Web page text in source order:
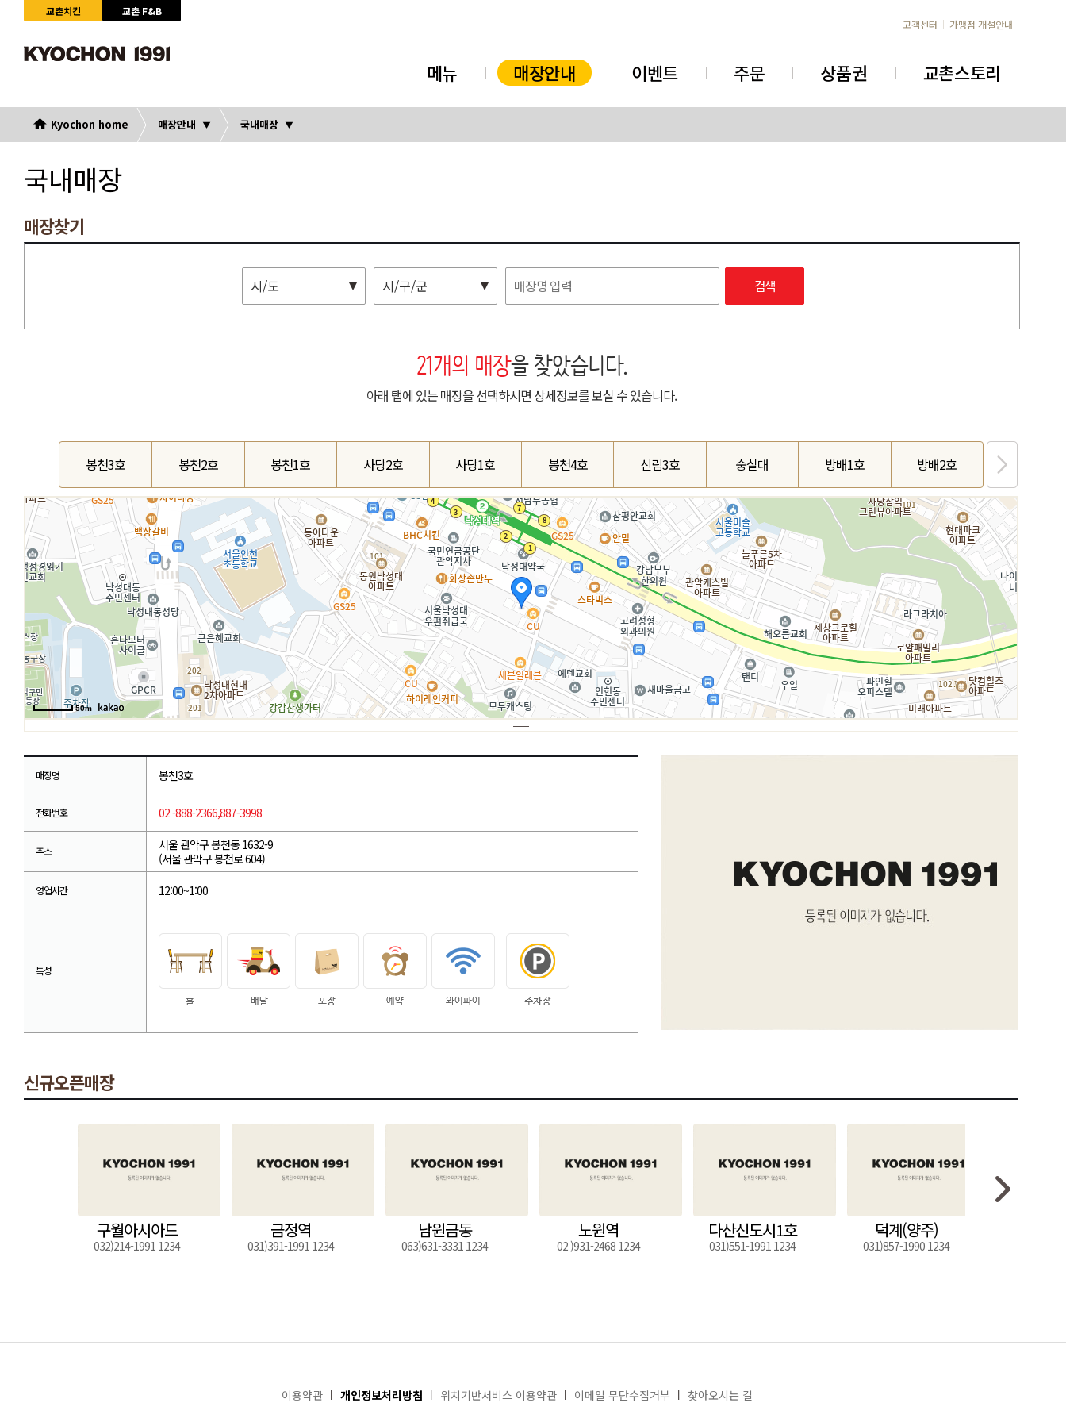
교촌치킨
교촌 F&B
고객센터
가맹점 개설안내
메뉴 매장안내 이벤트 주문 상품권 교촌스토리
Kyochon home 매장안내 국내매장
국내매장
매장찾기
시/도 시/구/군 검색
21개의 매장을 찾았습니다.
아래 탭에 있는 매장을 선택하시면 상세정보를 보실 수 있습니다.
봉천3호 봉천2호 봉천1호 사당2호 사당1호 봉천4호 신림3호 숭실대 방배1호 방배2호 상도중앙
50m
매장명 봉천3호
전화번호 02 -888-2366,887-3998
주소
서울 관악구 봉천동 1632-9
(서울 관악구 봉천로 604)
영업시간 12:00~1:00
특성
신규오픈매장
구월아시아드
032)214-1991 1234
금정역
031)391-1991 1234
남원금동
063)631-3331 1234
노원역
02 )931-2468 1234
다산신도시1호
031)551-1991 1234
덕계(양주)
031)857-1990 1234
이용약관 개인정보처리방침 위치기반서비스 이용약관 이메일 무단수집거부 찾아오시는 길